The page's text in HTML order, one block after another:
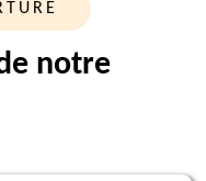
notre